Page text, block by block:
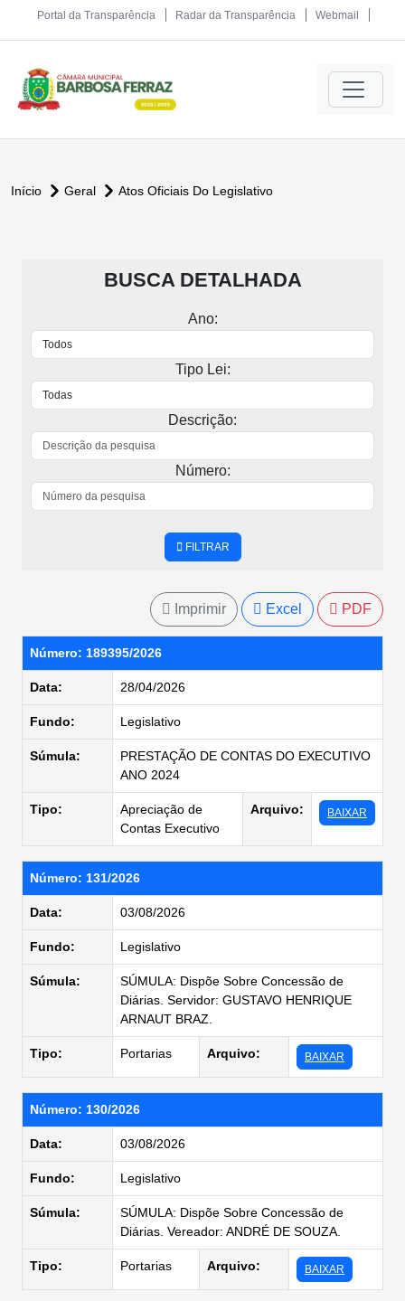
Portal da Transparência Radar da Transparência Webmail
Início Geral Atos Oficiais Do Legislativo
BUSCA DETALHADA
Ano:
Tipo Lei:
Descrição:
Número:
FILTRAR
Imprimir Excel PDF
Número: 189395/2026
Data: 28/04/2026
Fundo: Legislativo
Súmula:
PRESTAÇÃO DE CONTAS DO EXECUTIVO
ANO 2024
Tipo:
Apreciação de
Contas Executivo
Arquivo: BAIXAR
Número: 131/2026
Data: 03/08/2026
Fundo: Legislativo
Súmula:
SÚMULA: Dispõe Sobre Concessão de
Diárias. Servidor: GUSTAVO HENRIQUE
ARNAUT BRAZ.
Tipo: Portarias Arquivo: BAIXAR
Número: 130/2026
Data: 03/08/2026
Fundo: Legislativo
Súmula:
SÚMULA: Dispõe Sobre Concessão de
Diárias. Vereador: ANDRÉ DE SOUZA.
Tipo: Portarias Arquivo: BAIXAR